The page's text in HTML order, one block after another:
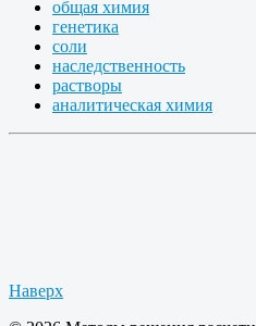
общая химия
генетика
соли
наследственность
растворы
аналитическая химия
Наверх